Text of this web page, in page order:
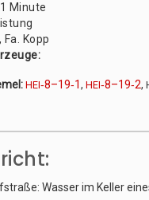
Minu­te
Fa. Kopp
HEI‑8–19‑1, HEI‑8–19‑2,
Was­ser im Kel­ler